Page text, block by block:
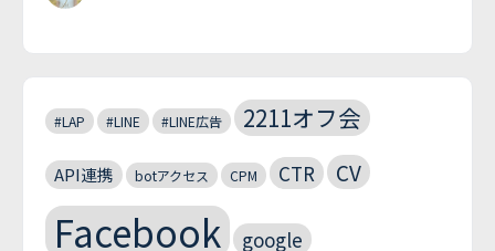
#LAP #LINE #LINE広告 2211オフ会
API連携 botアクセス CPM CTR CV
Facebook google